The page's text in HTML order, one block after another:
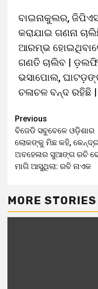
ବାଇନାକୁଲର,
କରାଯାଇ ଗଣନା
ଆରମ୍ଭ
ଗଣତି ଚାଲିବ |
ଭସାପୋଲ,
ଚଳାଚଳ ବନ୍ଦ ରହିଛି |
Previous
ବିଜେଡି ସବୁବେଳେ ଓଡ଼ିଶାର
ଲୋକଙ୍କୁ ମିଛ କହି,
ଅବହେଳାର ସୁଆଙ୍ଗ ରଚି
ମାଗି ଆସୁଥିଲା: ରବି ନାଏକ
MORE STORIES